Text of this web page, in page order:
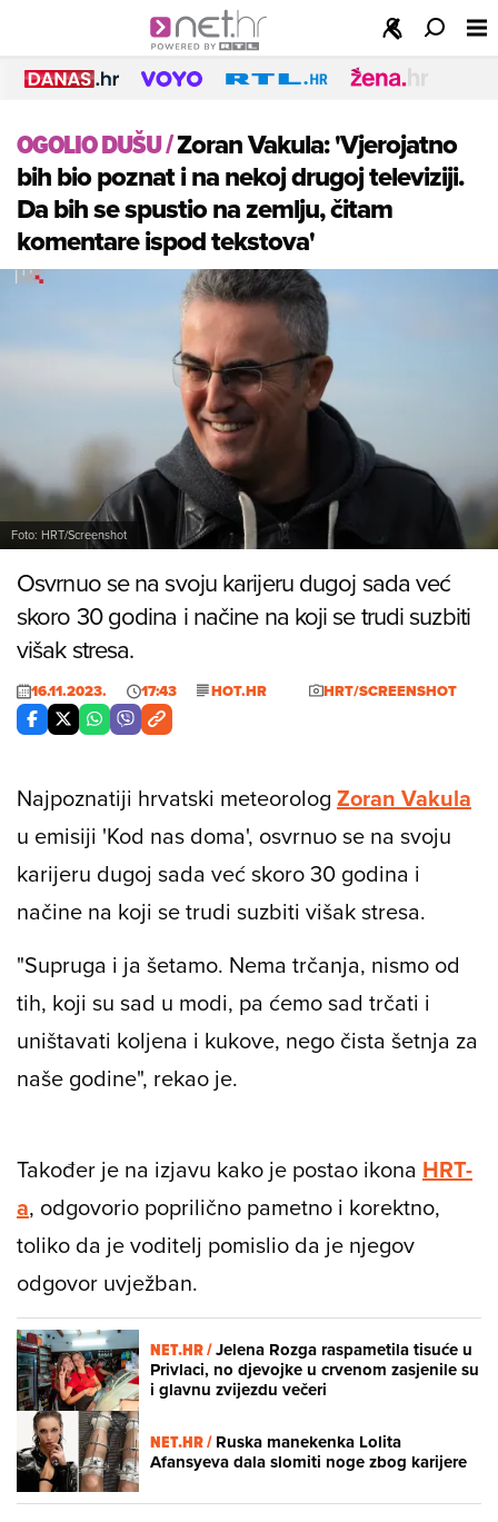
OGOLIO DUŠU/Zoran Vakula: 'Vjerojatno
bih bio poznat i na nekoj drugoj televiziji.
Da bih se spustio na zemlju, čitam
komentare ispod tekstova'
Foto: HRT/Screenshot
Osvrnuo se na svoju karijeru dugoj sada već
skoro 30 godina i načine na koji se trudi suzbiti
višak stresa.
16.11.2023. 17:43 HOT.HR HRT/SCREENSHOT
Najpoznatiji hrvatski meteorolog Zoran Vakula
u emisiji 'Kod nas doma', osvrnuo se na svoju
karijeru dugoj sada već skoro 30 godina i
načine na koji se trudi suzbiti višak stresa.
"Supruga i ja šetamo. Nema trčanja, nismo od
tih, koji su sad u modi, pa ćemo sad trčati i
uništavati koljena i kukove, nego čista šetnja za
naše godine", rekao je.
Također je na izjavu kako je postao ikona HRT-
a, odgovorio poprilično pametno i korektno,
toliko da je voditelj pomislio da je njegov
odgovor uvježban.
NET.HR /Jelena Rozga raspametila tisuće u
Privlaci, no djevojke u crvenom zasjenile su
i glavnu zvijezdu večeri
NET.HR /Ruska manekenka Lolita
Afansyeva dala slomiti noge zbog karijere